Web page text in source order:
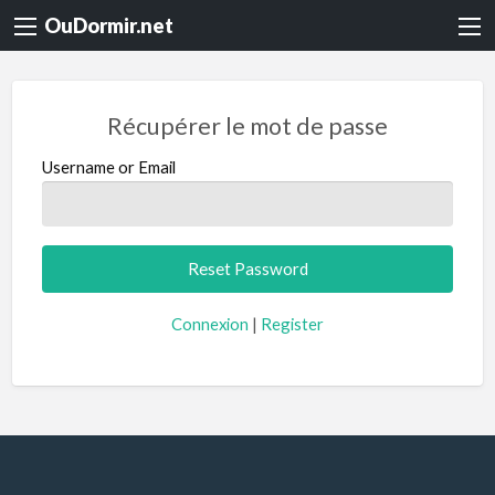
OuDormir.net
Récupérer le mot de passe
Username or Email
Connexion | Register